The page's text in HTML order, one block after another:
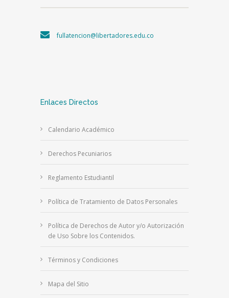
fullatencion@libertadores.edu.co
Enlaces Directos
Calendario Académico
Derechos Pecuniarios
Reglamento Estudiantil
Política de Tratamiento de Datos Personales
Política de Derechos de Autor y/o Autorización
de Uso Sobre los Contenidos.
Términos y Condiciones
Mapa del Sitio